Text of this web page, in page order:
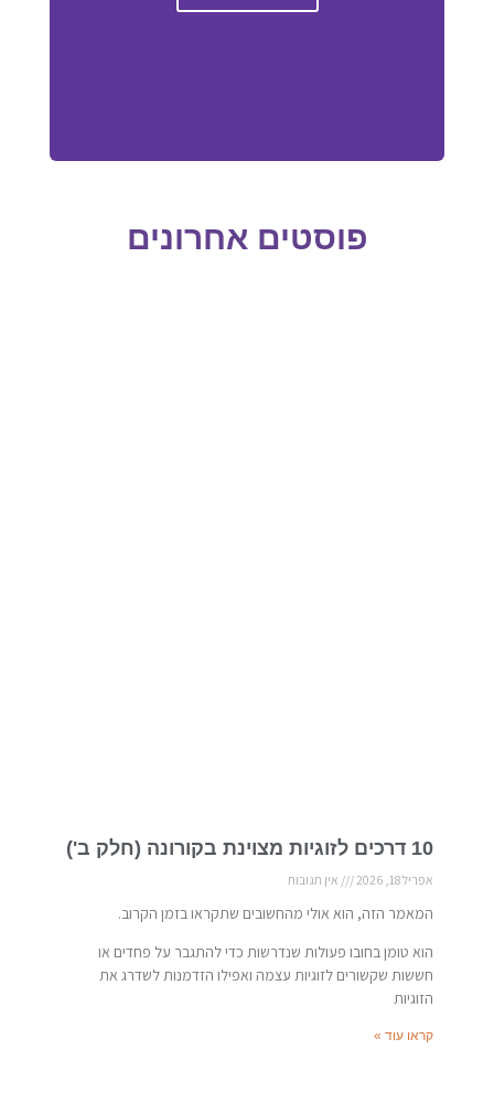
פוסטים אחרונים
10 דרכים לזוגיות מצוינת בקורונה (חלק ב')
אפריל 18, 2026 אין תגובות
המאמר הזה, הוא אולי מהחשובים שתקראו בזמן הקרוב.
הוא טומן בחובו פעולות שנדרשות כדי להתגבר על פחדים או
חששות שקשורים לזוגיות עצמה ואפילו הזדמנות לשדרג את
הזוגיות
קראו עוד »